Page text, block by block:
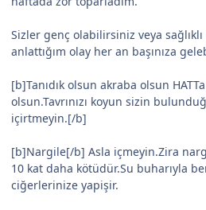
Sizler genç olabilirsiniz veya
anlattığım olay her an başınıza
[b]Tanıdık olsun akraba olsun
olsun.Tavrınızı koyun sizin
içirtmeyin.[/b]
[b]Nargile[/b] Asla içmeyin.Zira
10 kat daha kötüdür.Su buharıyla
ciğerlerinize yapişir.